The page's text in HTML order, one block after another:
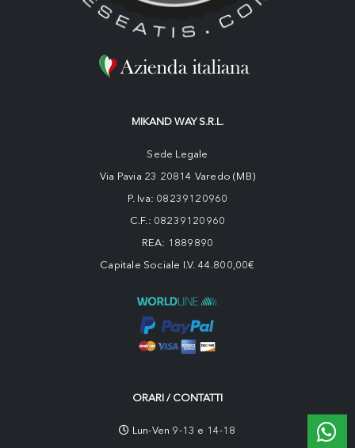
MIKAND WAY S.R.L.
Sede Legale
Via Pavia 23 20814 Varedo (MB)
P. Iva: 08239120960
C.F.: 08239120960
REA: 1889890
Capitale Sociale I.V. 44.800,00€
ORARI / CONTATTI
Lun-Ven 9-13 e 14-18